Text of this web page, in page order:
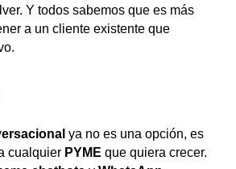
Y todos sabemos que es más
a un cliente existente que
ya no es una opción, es
cualquier PYME que quiera crecer.